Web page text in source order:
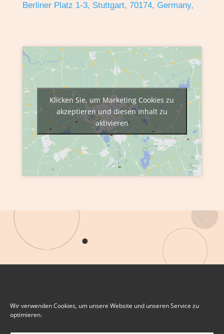
Wir verwenden Cookies, um unsere Website und unseren Service zu
optimieren.
Berliner Platz 1-3, Stuttgart, 70174, Germany,
Klicken Sie, um Marketing Cookies zu
akzeptieren und diesen Inhalt zu
aktivieren